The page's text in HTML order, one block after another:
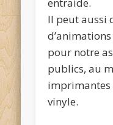
Il peut aussi
pour notre
publics, au
imprimantes
vinyle.